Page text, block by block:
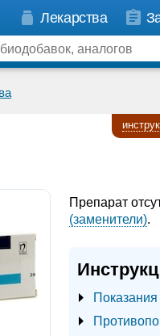
Лекарства
Препарат
(заменители).
Показания